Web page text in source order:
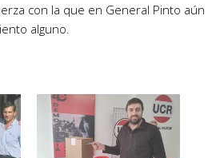
con la que en General Pinto aún
alguno.